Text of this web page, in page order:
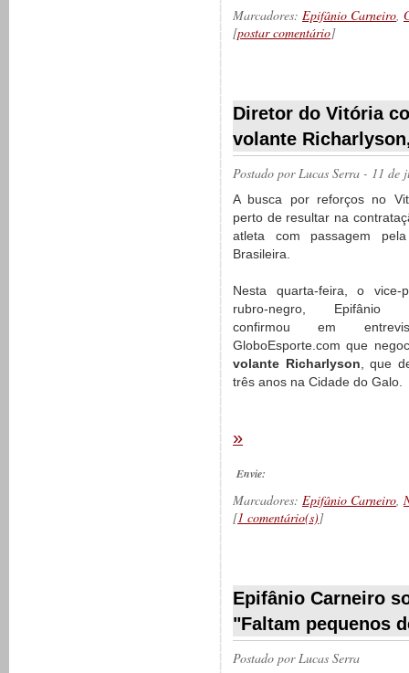
Marcadores: Epifânio Carneiro
[postar comentário]
Diretor do Vitória
volante
Postado porLucas Serra - 11 de
A busca por reforços no
perto de resultar na
atleta com passagem pela
Brasileira.
Nesta quarta-feira, o vice-
rubro-negro, Epifânio
confirmou em
GloboEsporte.com que
volante Richarlyson , que
três anos na Cidade do Galo.
»
Envie:
Marcadores: Epifânio Carneiro,
[1 comentário(s)]
Epifânio Carneiro
"Faltam pequenos
Postado porLucas Serra